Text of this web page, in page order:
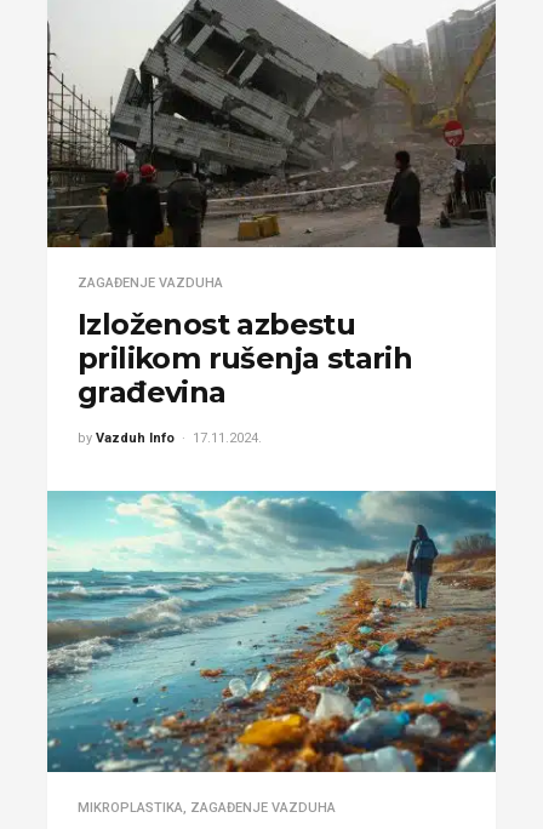
ZAGAĐENJE VAZDUHA
Izloženost azbestu
prilikom rušenja starih
građevina
by Vazduh Info 17.11.2024.
MIKROPLASTIKA ZAGAĐENJE VAZDUHA